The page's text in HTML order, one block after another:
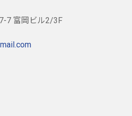
7 富岡ビル2/3F